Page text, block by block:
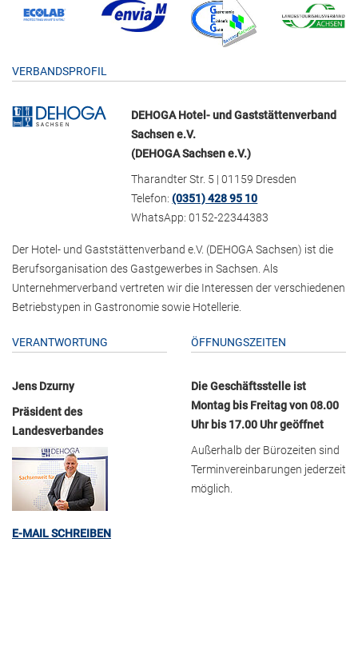
VERBANDSPROFIL
DEHOGA Hotel- und Gaststättenverband
Sachsen e.V.
(DEHOGA Sachsen e.V.)
Tharandter Str. 5 | 01159 Dresden
Telefon:(0351) 428 95 10
WhatsApp: 0152-22344383
Der Hotel- und Gaststättenverband e.V. (DEHOGA Sachsen) ist die
Berufsorganisation des Gastgewerbes in Sachsen. Als
Unternehmerverband vertreten wir die Interessen der verschiedenen
Betriebstypen in Gastronomie sowie Hotellerie.
VERANTWORTUNG
Jens Dzurny
Präsident des
Landesverbandes
E-MAIL SCHREIBEN
ÖFFNUNGSZEITEN
Die Geschäftsstelle ist
Montag bis Freitag von 08.00
Uhr bis 17.00 Uhr geöffnet
Außerhalb der Bürozeiten sind
Terminvereinbarungen jederzeit
möglich.